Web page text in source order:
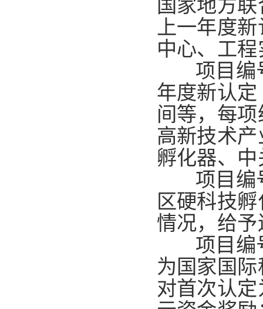
国家地方
上一年度
中心、工
项目编
年度新认
间等，每
高新技术
孵化器、
项目编
区硬科技
情况，给
项目编
为国家国
对首次认